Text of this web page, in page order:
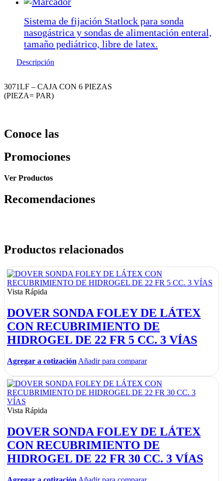
Sistema de fijación Statlock para sonda
nasogástrica y sondas de alimentación enteral,
tamaño pediátrico, libre de latex.
Descripción
3071LF – CAJA CON 6 PIEZAS
(PIEZA= PAR)
Conoce las
Promociones
Ver Productos
Recomendaciones
Productos relacionados
Vista Rápida
DOVER SONDA FOLEY DE LÁTEX
CON RECUBRIMIENTO DE
HIDROGEL DE 22 FR 5 CC. 3 VÍAS
Agregar a cotización Añadir para comparar
Vista Rápida
DOVER SONDA FOLEY DE LÁTEX
CON RECUBRIMIENTO DE
HIDROGEL DE 22 FR 30 CC. 3 VÍAS